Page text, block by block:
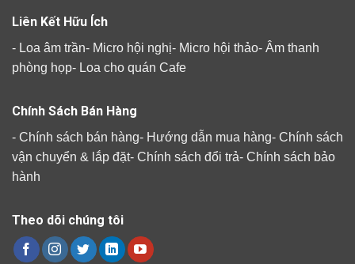
Liên Kết Hữu Ích
- Loa âm trần- Micro hội nghị- Micro hội thảo- Âm thanh
phòng họp- Loa cho quán Cafe
Chính Sách Bán Hàng
- Chính sách bán hàng- Hướng dẫn mua hàng- Chính sách
vận chuyển & lắp đặt- Chính sách đổi trả- Chính sách bảo
hành
Theo dõi chúng tôi